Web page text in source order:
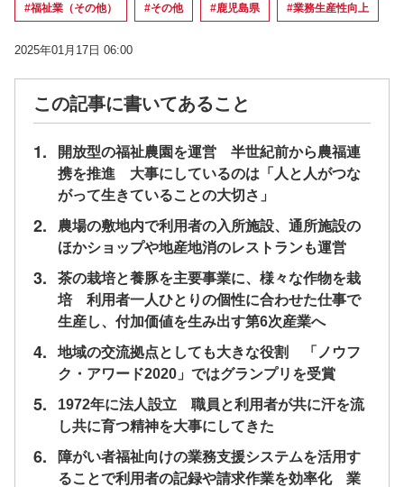
#福祉業（その他） #その他 #鹿児島県 #業務生産性向上
2025年01月17日 06:00
この記事に書いてあること
1.
開放型の福祉農園を運営 半世紀前から農福連
携を推進 大事にしているのは「人と人がつな
がって生きていることの大切さ」
2.
農場の敷地内で利用者の入所施設、通所施設の
ほかショップや地産地消のレストランも運営
3.
茶の栽培と養豚を主要事業に、様々な作物を栽
培 利用者一人ひとりの個性に合わせた仕事で
生産し、付加価値を生み出す第6次産業へ
4.
地域の交流拠点としても大きな役割 「ノウフ
ク・アワード2020」ではグランプリを受賞
5.
1972年に法人設立 職員と利用者が共に汗を流
し共に育つ精神を大事にしてきた
6.
障がい者福祉向けの業務支援システムを活用す
ることで利用者の記録や請求作業を効率化 業